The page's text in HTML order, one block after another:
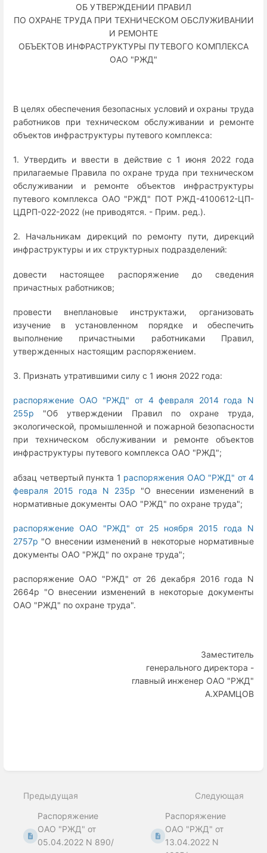
ОБ УТВЕРЖДЕНИИ ПРАВИЛ
ПО ОХРАНЕ ТРУДА ПРИ ТЕХНИЧЕСКОМ ОБСЛУЖИВАНИИ
И РЕМОНТЕ
ОБЪЕКТОВ ИНФРАСТРУКТУРЫ ПУТЕВОГО КОМПЛЕКСА
ОАО "РЖД"
В целях обеспечения безопасных условий и охраны труда
работников при техническом обслуживании и ремонте
объектов инфраструктуры путевого комплекса:
1. Утвердить и ввести в действие с 1 июня 2022 года
прилагаемые Правила по охране труда при техническом
обслуживании и ремонте объектов инфраструктуры
путевого комплекса ОАО "РЖД" ПОТ РЖД-4100612-ЦП-
ЦДРП-022-2022 (не приводятся. - Прим. ред.).
2. Начальникам дирекций по ремонту пути, дирекций
инфраструктуры и их структурных подразделений:
довести настоящее распоряжение до сведения
причастных работников;
провести внеплановые инструктажи, организовать
изучение в установленном порядке и обеспечить
выполнение причастными работниками Правил,
утвержденных настоящим распоряжением.
3. Признать утратившими силу с 1 июня 2022 года:
распоряжение ОАО "РЖД" от 4 февраля 2014 года N
255р "Об утверждении Правил по охране труда,
экологической, промышленной и пожарной безопасности
при техническом обслуживании и ремонте объектов
инфраструктуры путевого комплекса ОАО "РЖД";
абзац четвертый пункта 1 распоряжения ОАО "РЖД" от 4
февраля 2015 года N 235р "О внесении изменений в
нормативные документы ОАО "РЖД" по охране труда";
распоряжение ОАО "РЖД" от 25 ноября 2015 года N
2757р "О внесении изменений в некоторые нормативные
документы ОАО "РЖД" по охране труда";
распоряжение ОАО "РЖД" от 26 декабря 2016 года N
2664р "О внесении изменений в некоторые документы
ОАО "РЖД" по охране труда".
Заместитель
генерального директора -
главный инженер ОАО "РЖД"
А.ХРАМЦОВ
mode
Предыдущая
Распоряжение
ОАО "РЖД" от
05.04.2022 N 890/
Следующая
Распоряжение
ОАО "РЖД" от
13.04.2022 N